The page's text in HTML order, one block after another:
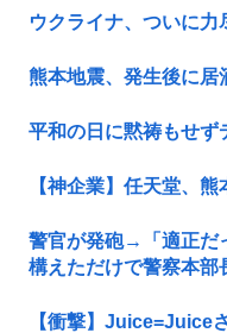
ウクライナ、ついに力
熊本地震、発生後に居
平和の日に黙祷もせず
【神企業】任天堂、
警官が発砲→「適正だ
構えただけで警察本部
【衝撃】Juice=Juice